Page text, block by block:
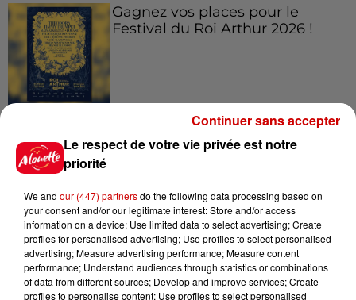
Gagnez vos places pour le
Festival du Roi Arthur 2026 !
Gagnez vos entrées pour le
Mans !
Alouette vous invite à
Futuroscope Xperiences !
Le respect de votre vie privée est notre
priorité
We and our (447) partnersdo the following data processing based on
your consent and/or our legitimate interest: Store and/or access
information on a device; Use limited data to select advertising; Create
profiles for personalised advertising; Use profiles to select personalised
advertising; Measure advertising performance; Measure content
performance; Understand audiences through statistics or combinations
of data from different sources; Develop and improve services; Create
profiles to personalise content; Use profiles to select personalised
Continuer sans accepter